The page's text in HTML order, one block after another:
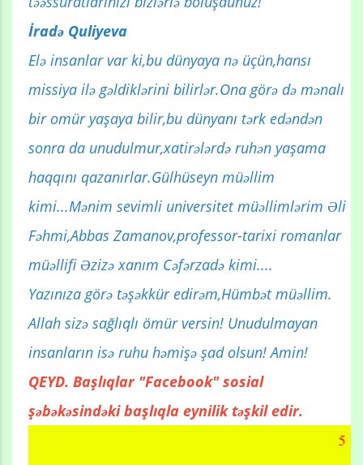
İradə Quliyeva
Elə insanlar var ki,bu dünyaya nə üçün,hansı
missiya ilə gəldiklərini bilirlər.Ona görə də mənalı
bir omür yaşaya bilir,bu dünyanı tərk edəndən
sonra da unudulmur,xatirələrdə ruhən yaşama
haqqını qazanırlar.Gülhüseyn müəllim
kimi...Mənim sevimli universitet müəllimlərim Əli
Fəhmi,Abbas Zamanov,professor-tarixi romanlar
müəllifi Əzizə xanım Cəfərzadə kimi....
Yazınıza görə təşəkkür edirəm,Hümbət müəllim.
Allah sizə sağlıqlı ömür versin! Unudulmayan
insanların isə ruhu həmişə şad olsun! Amin!
QEYD. Başlıqlar "Facebook" sosial
şəbəkəsindəki başlıqla eynilik təşkil edir.